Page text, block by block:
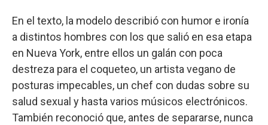
En el texto, la modelo describió con humor e ironía
a distintos hombres con los que salió en esa etapa
en Nueva York, entre ellos un galán con poca
destreza para el coqueteo, un artista vegano de
posturas impecables, un chef con dudas sobre su
salud sexual y hasta varios músicos electrónicos.
También reconoció que, antes de separarse, nunca